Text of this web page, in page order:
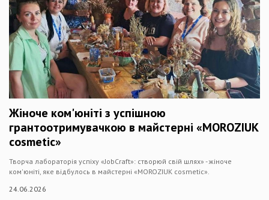
Жіноче ком'юніті з успішною
грантоотримувачкою в майстерні «MOROZIUK
cosmetic»
Творча лабораторія успіху «JobCraft»: створюй свій шлях» - жіноче
ком'юніті, яке відбулось в майстерні «MOROZIUK cosmetic».
24.06.2026